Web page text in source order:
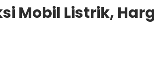
Mobil Listrik,